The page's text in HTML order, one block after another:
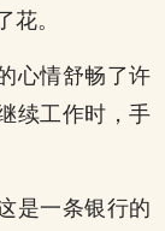
花。
心情舒畅了许
续工作时，手
是一条银行的